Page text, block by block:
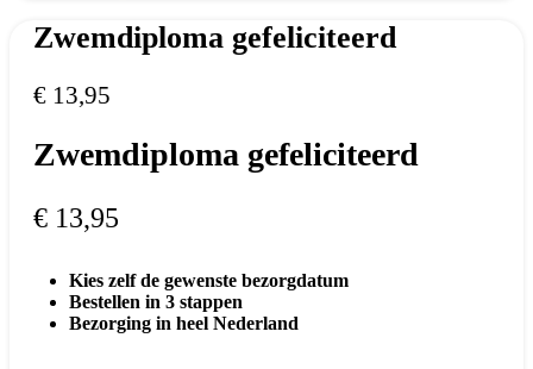
Zwemdiploma gefeliciteerd
€ 13,95
Zwemdiploma gefeliciteerd
€ 13,95
Kies zelf de gewenste bezorgdatum
Bestellen in 3 stappen
Bezorging in heel Nederland